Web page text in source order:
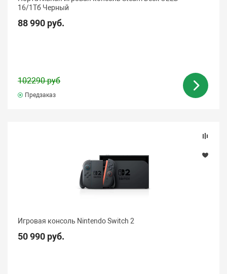
16/1Tб Черный
88 990 руб.
102290 руб
Предзаказ
Игровая консоль Nintendo Switch 2
50 990 руб.